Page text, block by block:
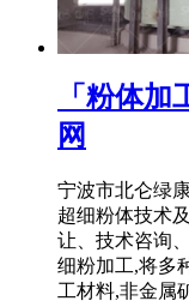
「粉体
网
宁波市北仑绿
超细粉体技术
让、技术咨询
细粉加工,将多
工材料,非金属